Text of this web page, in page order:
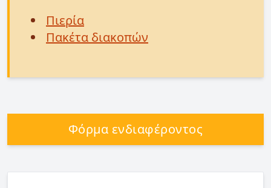
Πιερία
Πακέτα διακοπών
Φόρμα ενδιαφέροντος